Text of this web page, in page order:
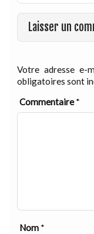
Laisser un
Votre adresse e-
obligatoires sont
Commentaire*
Nom *